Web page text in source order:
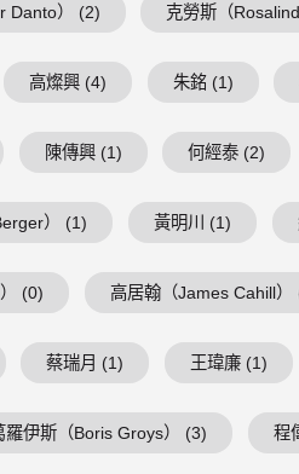
Danto） (2) 克勞斯（
高燦興 (4) 朱銘 (1)
陳傳興 (1) 何經泰 (2)
） (1) 黃明川 (1)
(0) 高居翰（James Cahill）
蔡瑞月 (1) 王瑋廉 (1)
羅伊斯（Boris Groys） (3) 程